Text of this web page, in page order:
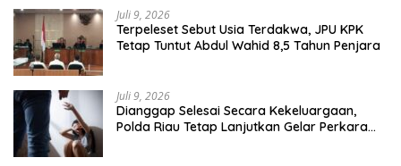
Juli 9, 2026
Terpeleset Sebut Usia Terdakwa, JPU KPK
Tetap Tuntut Abdul Wahid 8,5 Tahun Penjara
Juli 9, 2026
Dianggap Selesai Secara Kekeluargaan,
Polda Riau Tetap Lanjutkan Gelar Perkara